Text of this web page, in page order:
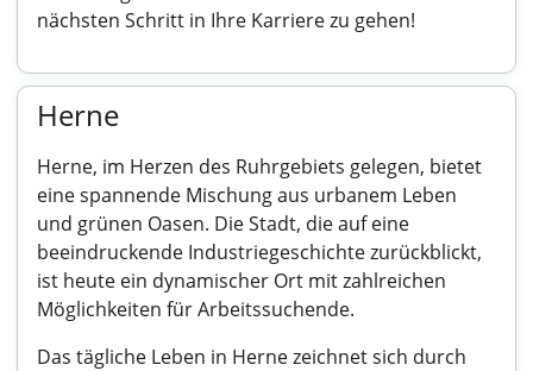
nächsten Schritt in Ihre Karriere zu gehen!
Herne
Herne, im Herzen des Ruhrgebiets gelegen, bietet
eine spannende Mischung aus urbanem Leben
und grünen Oasen. Die Stadt, die auf eine
beeindruckende Industriegeschichte zurückblickt,
ist heute ein dynamischer Ort mit zahlreichen
Möglichkeiten für Arbeitssuchende.
Das tägliche Leben in Herne zeichnet sich durch